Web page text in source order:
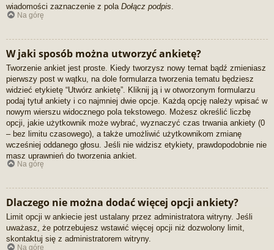
wiadomości zaznaczenie z pola Dołącz podpis.
Na górę
W jaki sposób można utworzyć ankietę?
Tworzenie ankiet jest proste. Kiedy tworzysz nowy temat bądź zmieniasz
pierwszy post w wątku, na dole formularza tworzenia tematu będziesz
widzieć etykietę “Utwórz ankietę”. Kliknij ją i w otworzonym formularzu
podaj tytuł ankiety i co najmniej dwie opcje. Każdą opcję należy wpisać w
nowym wierszu widocznego pola tekstowego. Możesz określić liczbę
opcji, jakie użytkownik może wybrać, wyznaczyć czas trwania ankiety (0
– bez limitu czasowego), a także umożliwić użytkownikom zmianę
wcześniej oddanego głosu. Jeśli nie widzisz etykiety, prawdopodobnie nie
masz uprawnień do tworzenia ankiet.
Na górę
Dlaczego nie można dodać więcej opcji ankiety?
Limit opcji w ankiecie jest ustalany przez administratora witryny. Jeśli
uważasz, że potrzebujesz wstawić więcej opcji niż dozwolony limit,
skontaktuj się z administratorem witryny.
Na górę